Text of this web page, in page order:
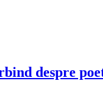
despre